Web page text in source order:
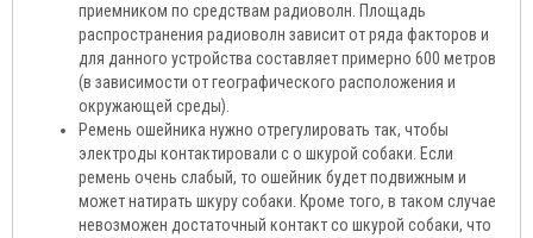
приемником по средствам радиоволн. Площадь
распространения радиоволн зависит от ряда факторов и
для данного устройства составляет примерно 600 метров
(в зависимости от географического расположения и
окружающей среды).
Ремень ошейника нужно отрегулировать так, чтобы
электроды контактировали с о шкурой собаки. Если
ремень очень слабый, то ошейник будет подвижным и
может натирать шкуру собаки. Кроме того, в таком случае
невозможен достаточный контакт со шкурой собаки, что